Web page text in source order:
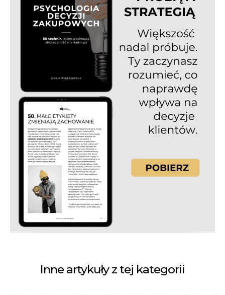
Inne artykuły z tej kategorii